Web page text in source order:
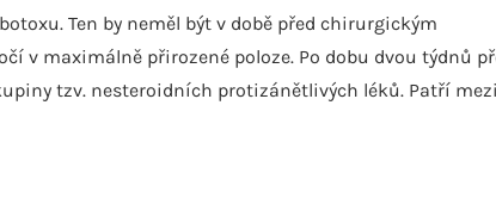
Ten by neměl být v době před chirurgickým
v maximálně přirozené poloze. Po dobu dvou týdnů
tzv. nesteroidních protizánětlivých léků. Patří mezi